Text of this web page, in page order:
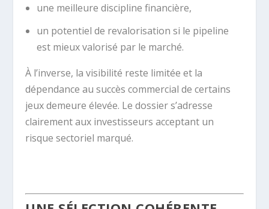
une meilleure discipline financière,
un potentiel de revalorisation si le pipeline
est mieux valorisé par le marché.
À l’inverse, la visibilité reste limitée et la
dépendance au succès commercial de certains
jeux demeure élevée. Le dossier s’adresse
clairement aux investisseurs acceptant un
risque sectoriel marqué.